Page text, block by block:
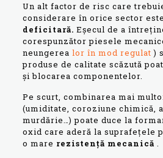
Un alt factor de risc care
considerare în orice sector este
deficitară. Eșecul de a
corespunzător piesele
neungerea lor în mod regulat )
produse de calitate scăzută
și blocarea componentelor.
Pe scurt, combinarea mai
(umiditate, coroziune chimică,
murdărie…) poate duce la
oxid care aderă la suprafețele
o mare rezistență mecanică .